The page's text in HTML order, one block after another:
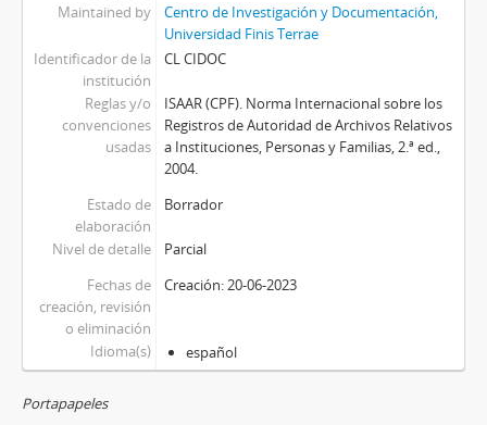
Maintained by
Centro de Investigación y Documentación,
Universidad Finis Terrae
Identificador de la
institución
CL CIDOC
Reglas y/o
convenciones
usadas
ISAAR (CPF). Norma Internacional sobre los
Registros de Autoridad de Archivos Relativos
a Instituciones, Personas y Familias, 2.ª ed.,
2004.
Estado de
elaboración
Borrador
Nivel de detalle
Parcial
Fechas de
creación, revisión
o eliminación
Creación: 20-06-2023
Idioma(s) español
Portapapeles